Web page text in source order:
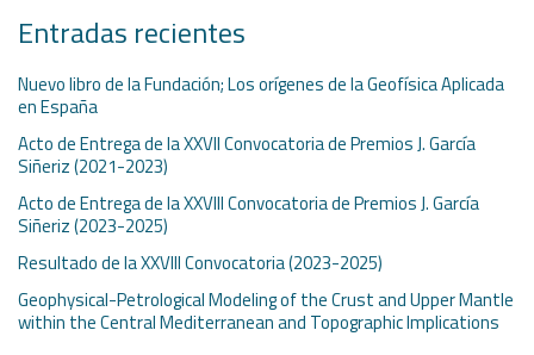
Entradas recientes
Nuevo libro de la Fundación; Los orígenes de la Geofísica Aplicada
en España
Acto de Entrega de la XXVII Convocatoria de Premios J. García
Siñeriz (2021-2023)
Acto de Entrega de la XXVIII Convocatoria de Premios J. García
Siñeriz (2023-2025)
Resultado de la XXVIII Convocatoria (2023-2025)
Geophysical-Petrological Modeling of the Crust and Upper Mantle
within the Central Mediterranean and Topographic Implications